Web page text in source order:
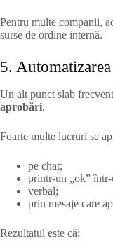
Pentru multe companii,
surse de ordine internă.
5.
Un alt punct slab
aprobări.
Foarte multe lucruri se
pe chat;
printr-un „ok”
verbal;
prin mesaje care
Rezultatul este că: